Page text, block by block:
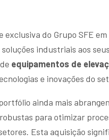
exclusiva do Grupo SFE
industriais aos
equipamentos de
e inovações do
ainda mais
para otimizar
Esta aquisição